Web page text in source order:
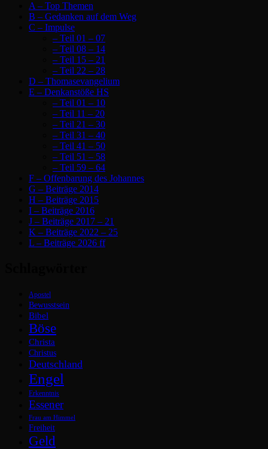
A – Top Themen
B – Gedanken auf dem Weg
C – Impulse
– Teil 01 – 07
– Teil 08 – 14
– Teil 15 – 21
– Teil 22 – 28
D – Thomasevangelium
E – Denkanstöße HS
– Teil 01 – 10
– Teil 11 – 20
– Teil 21 – 30
– Teil 31 – 40
– Teil 41 – 50
– Teil 51 – 58
– Teil 59 – 64
F – Offenbarung des Johannes
G – Beiträge 2014
H – Beiträge 2015
I – Beiträge 2016
J – Beiträge 2017 – 21
K – Beiträge 2022 – 25
L – Beiträge 2026 ff
Apostel
Bewusstsein
Bibel
Böse
Christa
Christus
Deutschland
Engel
Erkenntnis
Essener
Frau am Himmel
Freiheit
Geld